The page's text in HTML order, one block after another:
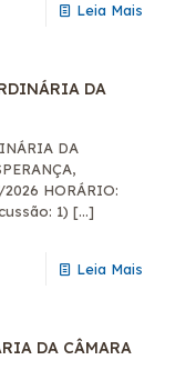
Leia Mais
DA
DA
2026 HORÁRIO:
1) […]
Leia Mais
DA CÂMARA